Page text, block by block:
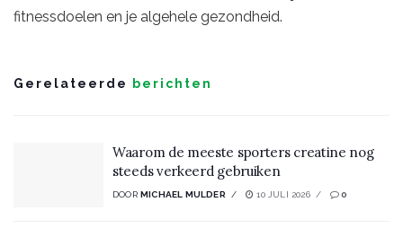
fitnessdoelen en je algehele gezondheid.
Gerelateerde berichten
Waarom de meeste sporters creatine nog
steeds verkeerd gebruiken
DOOR MICHAEL MULDER 10 JULI 2026 0